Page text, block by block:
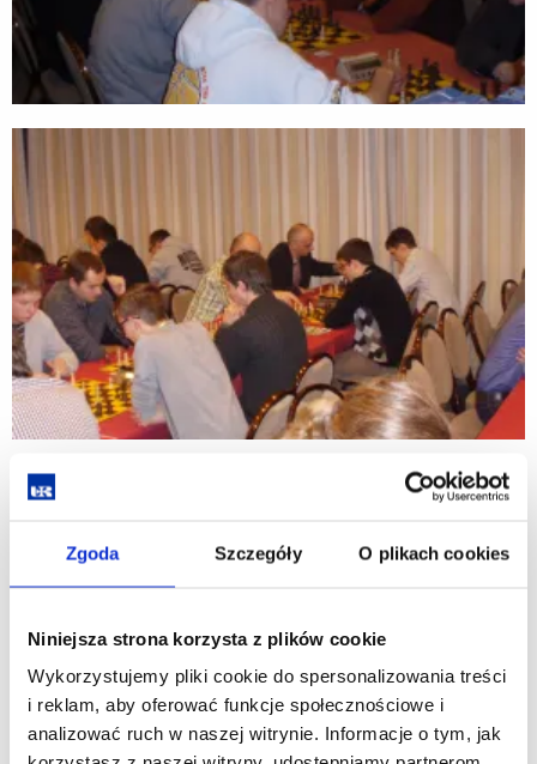
Zgoda Szczegóły O plikach cookies
Niniejsza strona korzysta z plików cookie
Wykorzystujemy pliki cookie do spersonalizowania treści
i reklam, aby oferować funkcje społecznościowe i
analizować ruch w naszej witrynie. Informacje o tym, jak